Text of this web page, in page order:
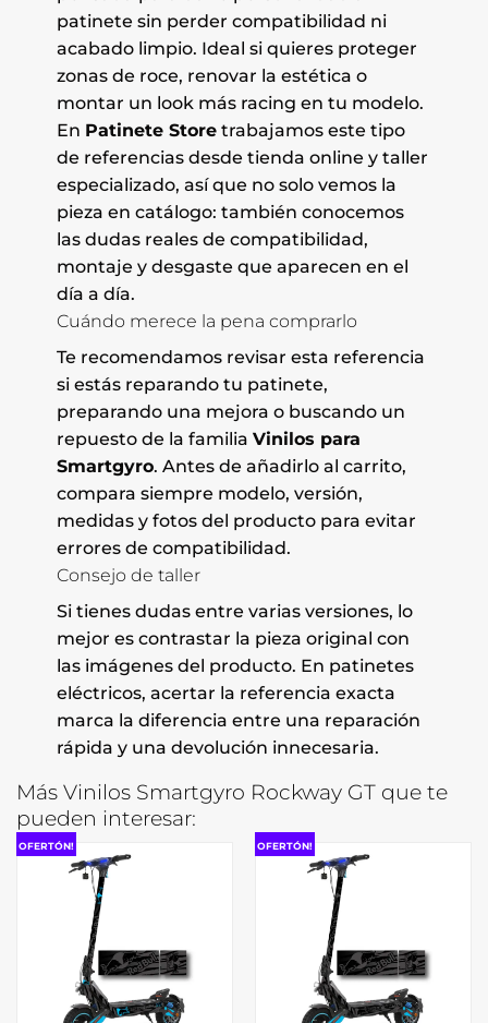
patinete sin perder compatibilidad ni
acabado limpio. Ideal si quieres proteger
zonas de roce, renovar la estética o
montar un look más racing en tu modelo.
En Patinete Storetrabajamos este tipo
de referencias desde tienda online y taller
especializado, así que no solo vemos la
pieza en catálogo: también conocemos
las dudas reales de compatibilidad,
montaje y desgaste que aparecen en el
día a día.
Cuándo merece la pena comprarlo
Te recomendamos revisar esta referencia
si estás reparando tu patinete,
preparando una mejora o buscando un
repuesto de la familia Vinilos para
Smartgyro. Antes de añadirlo al carrito,
compara siempre modelo, versión,
medidas y fotos del producto para evitar
errores de compatibilidad.
Consejo de taller
Si tienes dudas entre varias versiones, lo
mejor es contrastar la pieza original con
las imágenes del producto. En patinetes
eléctricos, acertar la referencia exacta
marca la diferencia entre una reparación
rápida y una devolución innecesaria.
Más Vinilos Smartgyro Rockway GT que te
pueden interesar:
OFERTÓN! OFERTÓN!